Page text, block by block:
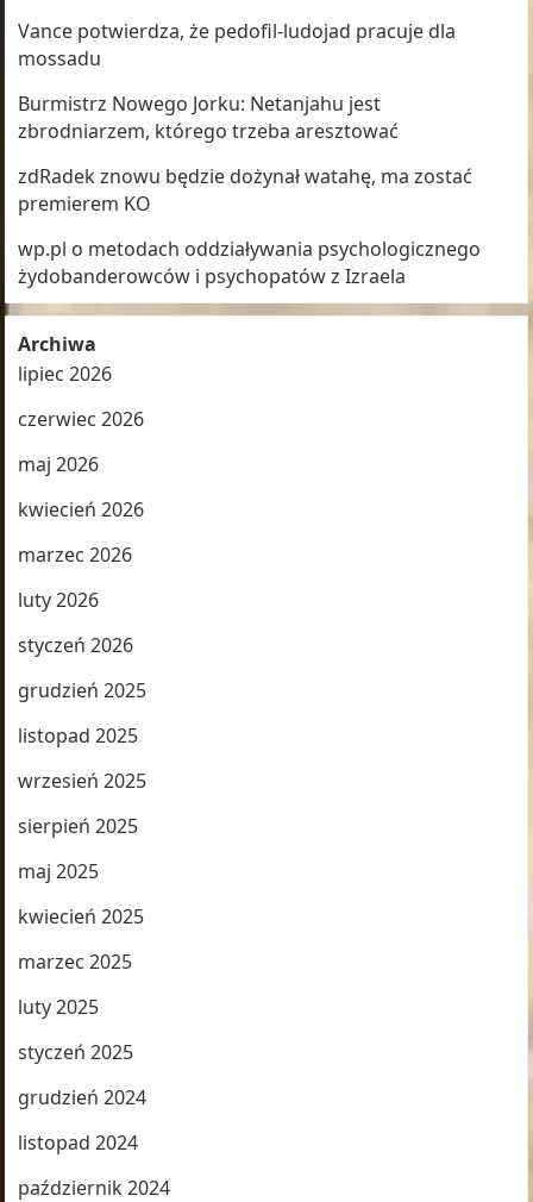
Vance potwierdza, że pedofil-ludojad pracuje dla
mossadu
Burmistrz Nowego Jorku: Netanjahu jest
zbrodniarzem, którego trzeba aresztować
zdRadek znowu będzie dożynał watahę, ma zostać
premierem KO
wp.pl o metodach oddziaływania psychologicznego
żydobanderowców i psychopatów z Izraela
Archiwa
lipiec 2026
czerwiec 2026
maj 2026
kwiecień 2026
marzec 2026
luty 2026
styczeń 2026
grudzień 2025
listopad 2025
wrzesień 2025
sierpień 2025
maj 2025
kwiecień 2025
marzec 2025
luty 2025
styczeń 2025
grudzień 2024
listopad 2024
październik 2024